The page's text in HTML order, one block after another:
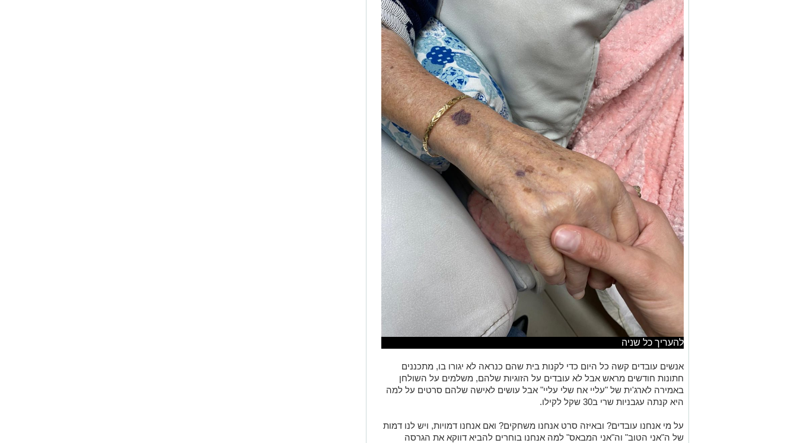
להעריך כל שניה
אנשים עובדים קשה כל היום כדי לקנות בית שהם כנראה לא יגורו בו, מתכננים
חתונות חודשים מראש אבל לא עובדים על הזוגיות שלהם, משלמים על השולחן
באמירה לארג'ית של "עליי אח שלי עליי" אבל עושים לאישה שלהם סרטים על למה
היא קנתה עגבניות שרי ב30 שקל לקילו.
על מי אנחנו עובדים? ובאיזה סרט אנחנו משחקים? ואם אנחנו דמויות, ויש לנו דמות
של ה"אני הטוב" וה"אני המבאס" למה אנחנו בוחרים להביא דווקא את הגרסה